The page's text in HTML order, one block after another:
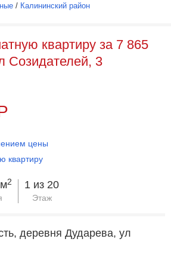
/ Калининский район
квартиру за 7 865
Созидателей, 3
цены
квартиру
2 1 из 20
Этаж
деревня Дударева, ул